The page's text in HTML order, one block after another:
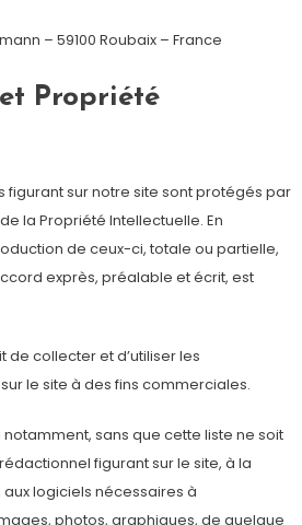
– 59100 Roubaix – France
Propriété
figurant sur notre site sont protégés par
la Propriété Intellectuelle. En
de ceux-ci, totale ou partielle,
exprès, préalable et écrit, est
de collecter et d’utiliser les
le site à des fins commerciales.
sans que cette liste ne soit
figurant sur le site, à la
logiciels nécessaires à
photos, graphiques, de quelque